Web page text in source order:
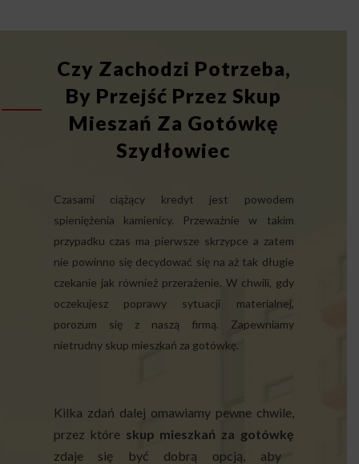
Czy Zachodzi Potrzeba,
By Przejść Przez Skup
Mieszań Za Gotówkę
Szydłowiec
Czasami ciążący kredyt jest powodem
spieniężenia kamienicy. Przeważnie w takim
przypadku czas ma pierwsze skrzypce a zatem
nie powinno się decydować się na aż tak długie
czekanie jak również przerażenie. W chwili, gdy
oczekujesz poprawy sytuacji materialnej,
porozum się z naszą firmą. Zapewniamy
nietrudny skup mieszkań za gotówkę.
Kilka zdań dalej omawiamy pewne chwile,
przez które skup mieszkań za gotówkę
zdaje się być dobrą opcją, aby